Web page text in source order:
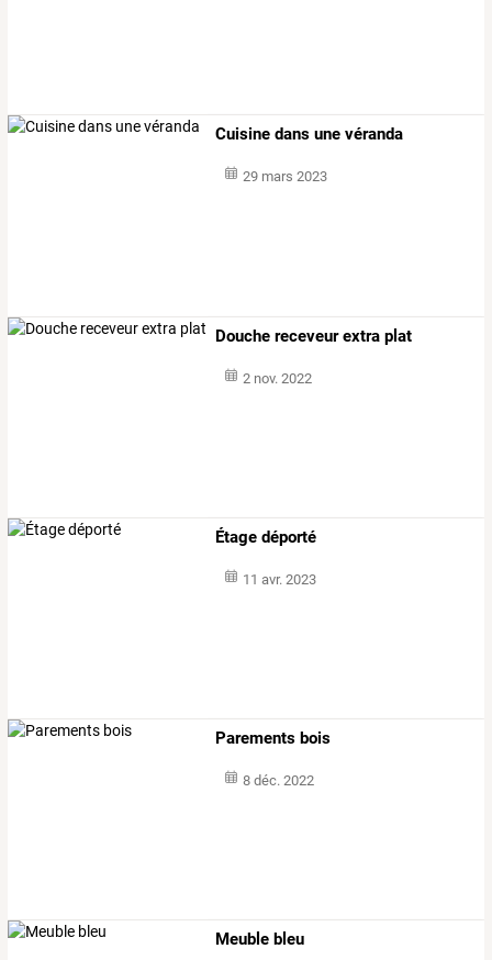
Cuisine dans une véranda
29 mars 2023
Douche receveur extra plat
2 nov. 2022
Étage déporté
11 avr. 2023
Parements bois
8 déc. 2022
Meuble bleu